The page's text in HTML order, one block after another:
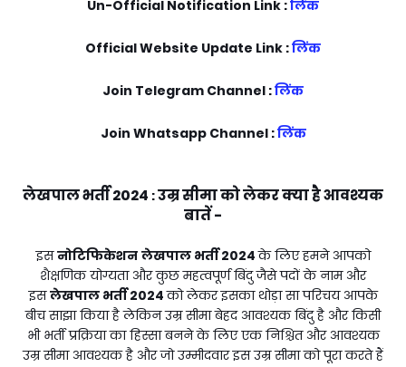
Un-Official Notification Link :लिंक
Official Website Update Link :लिंक
Join Telegram Channel :लिंक
Join Whatsapp Channel :लिंक
लेखपाल भर्ती 2024 :उम्र सीमा को लेकर क्या है आवश्यक
बातें -
इसनोटिफिकेशन लेखपाल भर्ती 2024के लिए हमने आपको
शैक्षणिक योग्यता और कुछ महत्वपूर्ण बिंदु जैसे पदों के नाम और
इसलेखपाल भर्ती 2024को लेकर इसका थोड़ा सा परिचय आपके
बीच साझा किया है लेकिन उम्र सीमा बेहद आवश्यक बिंदु है और किसी
भी भर्ती प्रक्रिया का हिस्सा बनने के लिए एक निश्चित और आवश्यक
उम्र सीमा आवश्यक है और जो उम्मीदवार इस उम्र सीमा को पूरा करते हैं